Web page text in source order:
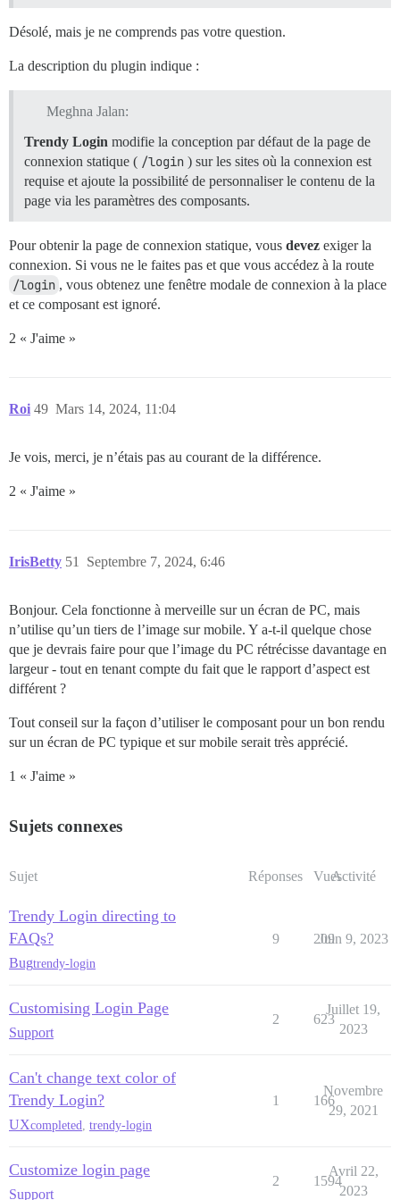
Désolé, mais je ne comprends pas votre question.
La description du plugin indique :
Meghna Jalan:
Trendy Login modifie la conception par défaut de la page de
connexion statique ( /login ) sur les sites où la connexion est
requise et ajoute la possibilité de personnaliser le contenu de la
page via les paramètres des composants.
Pour obtenir la page de connexion statique, vous devez exiger la
connexion. Si vous ne le faites pas et que vous accédez à la route
/login , vous obtenez une fenêtre modale de connexion à la place
et ce composant est ignoré.
2 « J'aime »
Roi Mars 14, 2024, 11:04
49
Je vois, merci, je n’étais pas au courant de la différence.
2 « J'aime »
IrisBetty Septembre 7, 2024, 6:46
51
Bonjour. Cela fonctionne à merveille sur un écran de PC, mais
n’utilise qu’un tiers de l’image sur mobile. Y a-t-il quelque chose
que je devrais faire pour que l’image du PC rétrécisse davantage en
largeur - tout en tenant compte du fait que le rapport d’aspect est
différent ?
Tout conseil sur la façon d’utiliser le composant pour un bon rendu
sur un écran de PC typique et sur mobile serait très apprécié.
1 « J'aime »
Sujets connexes
Sujet Réponses VuesActivité
Trendy Login directing to
FAQs?
Bugtrendy-login
9 209
Juin 9, 2023
Customising Login Page
Support
2 623
Juillet 19,
2023
Can't change text color of
Trendy Login?
UXcompleted trendy-login
1 166
Novembre
29, 2021
Customize login page
Support
2 1594
Avril 22,
2023